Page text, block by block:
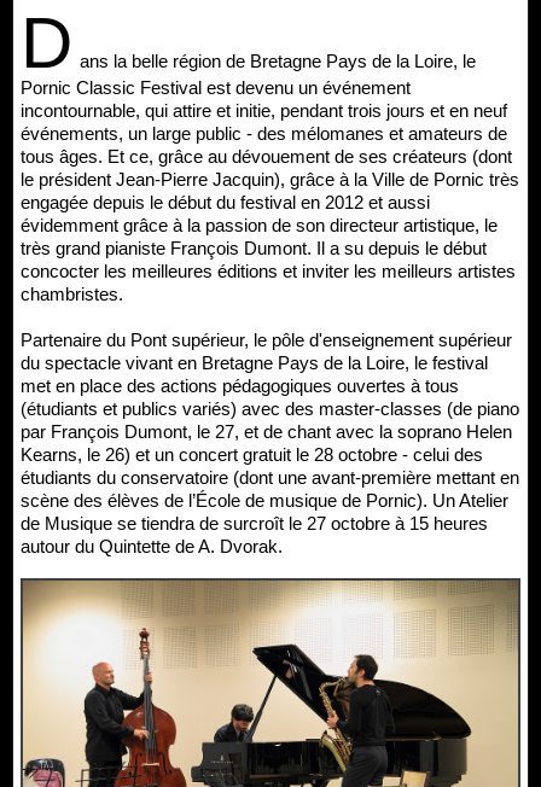
D ans la belle région de Bretagne Pays de la Loire, le
Pornic Classic Festival est devenu un événement
incontournable, qui attire et initie, pendant trois jours et en neuf
événements, un large public - des mélomanes et amateurs de
tous âges. Et ce, grâce au dévouement de ses créateurs (dont
le président Jean-Pierre Jacquin), grâce à la Ville de Pornic très
engagée depuis le début du festival en 2012 et aussi
évidemment grâce à la passion de son directeur artistique, le
très grand pianiste François Dumont. Il a su depuis le début
concocter les meilleures éditions et inviter les meilleurs artistes
chambristes.
Partenaire du Pont supérieur, le pôle d'enseignement supérieur
du spectacle vivant en Bretagne Pays de la Loire, le festival
met en place des actions pédagogiques ouvertes à tous
(étudiants et publics variés) avec des master-classes (de piano
par François Dumont, le 27, et de chant avec la soprano Helen
Kearns, le 26) et un concert gratuit le 28 octobre - celui des
étudiants du conservatoire (dont une avant-première mettant en
scène des élèves de l’École de musique de Pornic). Un Atelier
de Musique se tiendra de surcroît le 27 octobre à 15 heures
autour du Quintette de A. Dvorak.